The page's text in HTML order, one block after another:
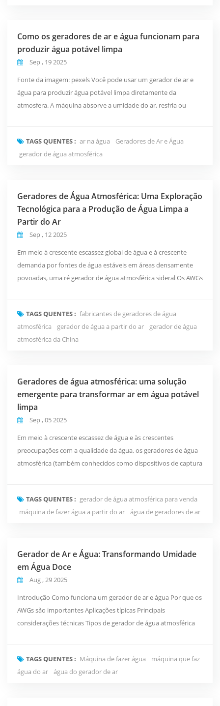
Como os geradores de ar e água funcionam para
produzir água potável limpa
Sep , 19 2025
Fonte da imagem: pexels Você pode usar um gerador de ar e
água para produzir água potável limpa diretamente da
atmosfera. A máquina absorve a umidade do ar, resfria ou
armazená-la em um tanque selado. Essa tecnologia oferece
uma solução sustentável para áreas com recursos hídric...
TAGS QUENTES : ar na água
Geradores de Ar e Água
gerador de água atmosférica
Geradores de Água Atmosférica: Uma Exploração
Tecnológica para a Produção de Água Limpa a
Partir do Ar
Sep , 12 2025
Em meio à crescente escassez global de água e à crescente
demanda por fontes de água estáveis em áreas densamente
povoadas, uma ré gerador de água atmosférica sideral Os AWGs
aplicações em diversos setores, incluindo residências,
empresas, forças armadas, polícia e assistência em d...
TAGS QUENTES : fabricantes de geradores de água
atmosférica
gerador de água a partir do ar
gerador de água
atmosférica da China
Geradores de água atmosférica: uma solução
emergente para transformar ar em água potável
limpa
Sep , 05 2025
Em meio à crescente escassez de água e às crescentes
preocupações com a qualidade da água, os geradores de água
atmosférica (também conhecidos como dispositivos de captura
residências, indústrias e áreas remotas, graças aos seus
princípios únicos e amplas perspectivas de aplic...
TAGS QUENTES : gerador de água atmosférica para venda
máquina de fazer água a partir do ar
água de geradores de ar
Gerador de Ar e Água: Transformando Umidade
em Água Doce
Aug , 29 2025
Introdução Como funciona um gerador de ar e água Por que os
AWGs são importantes Aplicações típicas Principais
considerações técnicas Tipos de gerador de água atmosférica
Perspectivas de Mercado Conclusão
TAGS QUENTES : Máquina de fazer água
máquina que faz
água do ar
água do gerador de ar